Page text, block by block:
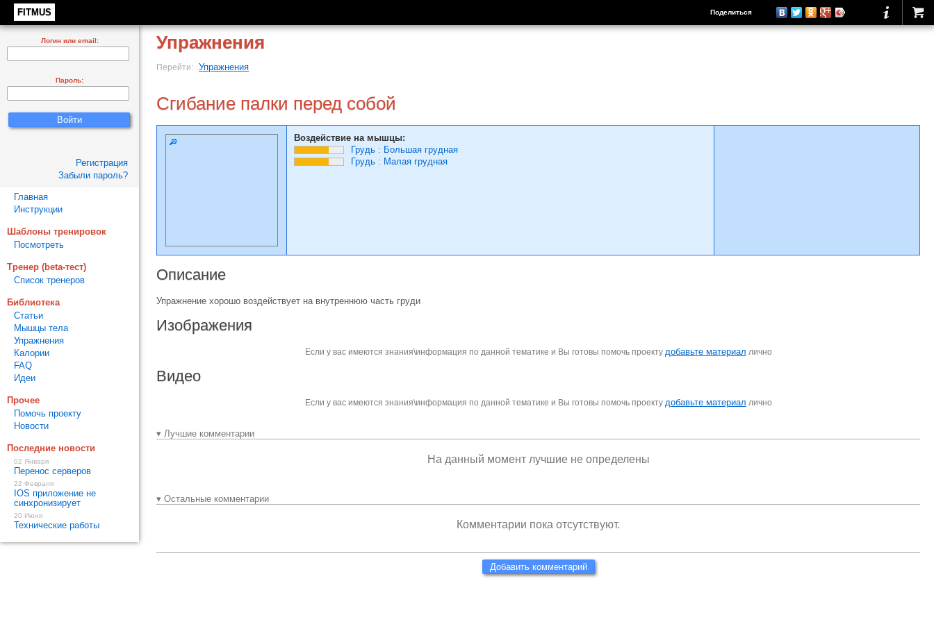
FITMUS Поделиться
Упражнения
Перейти: Упражнения
Сгибание палки перед собой
Воздействие на мышцы:
Грудь : Большая грудная
Грудь : Малая грудная
Описание
Упражнение хорошо воздействует на внутреннюю часть груди
Изображения
Если у вас имеются знания\информация по данной тематике и Вы готовы помочь проекту добавьте материал лично
Видео
Если у вас имеются знания\информация по данной тематике и Вы готовы помочь проекту добавьте материал лично
▾ Лучшие комментарии
На данный момент лучшие не определены
▾ Остальные комментарии
Комментарии пока отсутствуют.
Добавить комментарий
Логин или email:
Пароль:
Регистрация
Забыли пароль?
Главная
Инструкции
Шаблоны тренировок
Посмотреть
Тренер (beta-тест)
Список тренеров
Библиотека
Статьи
Мышцы тела
Упражнения
Калории
FAQ
Идеи
Прочее
Помочь проекту
Новости
Последние новости
02 Января
Перенос серверов
22 Февраля
IOS приложение не
синхронизирует
20 Июня
Технические работы